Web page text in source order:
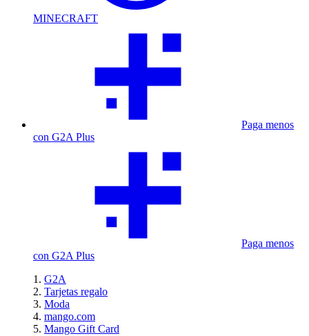
MINECRAFT
Paga menos
con G2A Plus
Paga menos
con G2A Plus
G2A
Tarjetas regalo
Moda
mango.com
Mango Gift Card